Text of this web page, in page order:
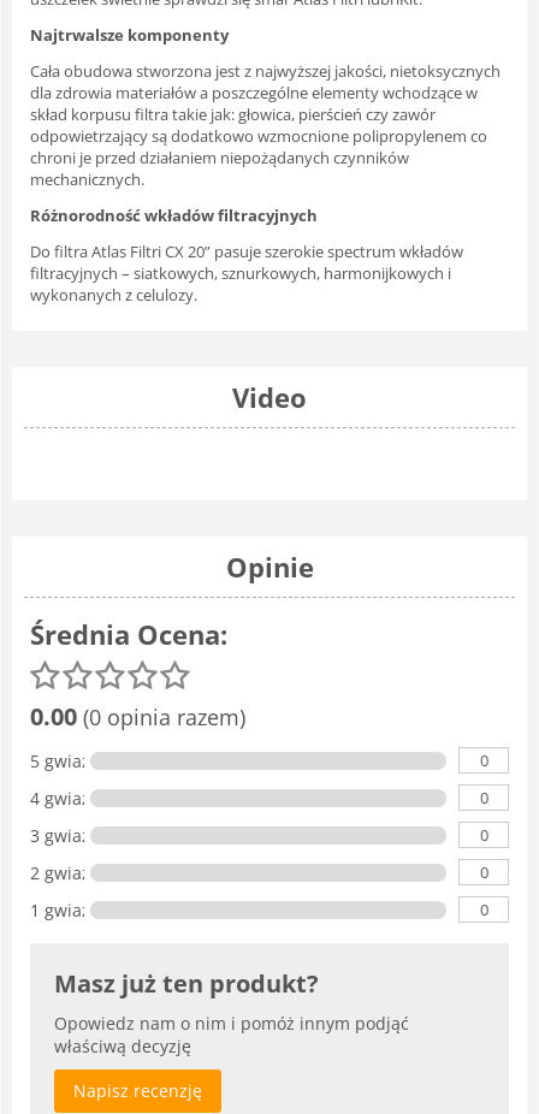
Najtrwalsze komponenty
Cała obudowa stworzona jest z najwyższej jakości, nietoksycznych
dla zdrowia materiałów a poszczególne elementy wchodzące w
skład korpusu filtra takie jak: głowica, pierścień czy zawór
odpowietrzający są dodatkowo wzmocnione polipropylenem co
chroni je przed działaniem niepożądanych czynników
mechanicznych.
Różnorodność wkładów filtracyjnych
Do filtra Atlas Filtri CX 20” pasuje szerokie spectrum wkładów
filtracyjnych – siatkowych, sznurkowych, harmonijkowych i
wykonanych z celulozy.
Video
Opinie
Średnia Ocena:
0.00 (0 opinia razem)
5 gwiazdka 0
4 gwiazdki 0
3 gwiazdki 0
2 gwiazdki 0
1 gwiazdka 0
Masz już ten produkt?
Opowiedz nam o nim i pomóż innym podjąć
właściwą decyzję
Napisz recenzję